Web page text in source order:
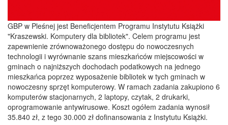
GBP w Pleśnej jest Beneficjentem Programu Instytutu Książki
"Kraszewski. Komputery dla bibliotek". Celem programu jest
zapewnienie zrównoważonego dostępu do nowoczesnych
technologii i wyrównanie szans mieszkańców miejscowości w
gminach o najniższych dochodach podatkowych na jednego
mieszkańca poprzez wyposażenie bibliotek w tych gminach w
nowoczesny sprzęt komputerowy. W ramach zadania zakupiono 6
komputerów stacjonarnych, 2 laptopy, czytak, 2 drukarki,
oprogramowanie antywirusowe. Koszt ogółem zadania wynosił
35.840 zł, z tego 30.000 zł dofinansowania z Instytutu Książki.